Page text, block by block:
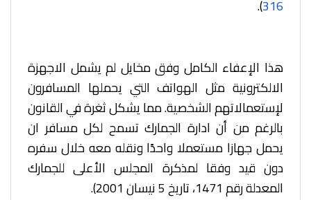
316
).
هذا الإعفاء الكامل وفق مخايل لم يشمل الاجهزة
الالكترونية مثل الهواتف التي يحملها المسافرون
لإستعمالاتهم الشخصية. مما يشكل ثغرة في القانون
بالرغم من أن ادارة الجمارك تسمح لكل مسافر ان
يحمل جهازا مستعملا واحدًا ونقله معه خلال سفره
دون قيد وفقا لمذكرة المجلس الأعلى للجمارك
المعدلة رقم 1471، تاريخ 5 نيسان 2001).